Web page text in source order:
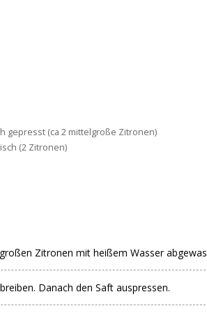
gepresst (ca 2 mittelgroße Zitronen)
(2 Zitronen)
Zitronen mit heißem Wasser
Danach den Saft auspressen.